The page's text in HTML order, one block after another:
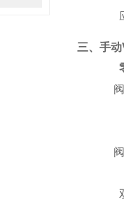
三、手动